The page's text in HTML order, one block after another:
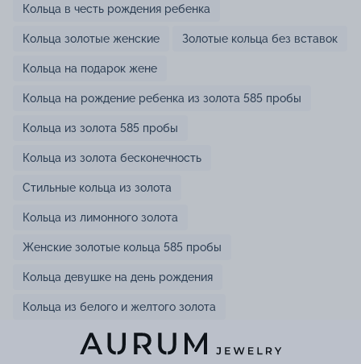
Кольца в честь рождения ребенка
Кольца золотые женские Золотые кольца без вставок
Кольца на подарок жене
Кольца на рождение ребенка из золота 585 пробы
Кольца из золота 585 пробы
Кольца из золота бесконечность
Стильные кольца из золота
Кольца из лимонного золота
Женские золотые кольца 585 пробы
Кольца девушке на день рождения
Кольца из белого и желтого золота